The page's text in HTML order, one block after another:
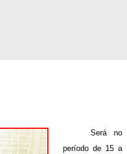
Será no
período de 15 a